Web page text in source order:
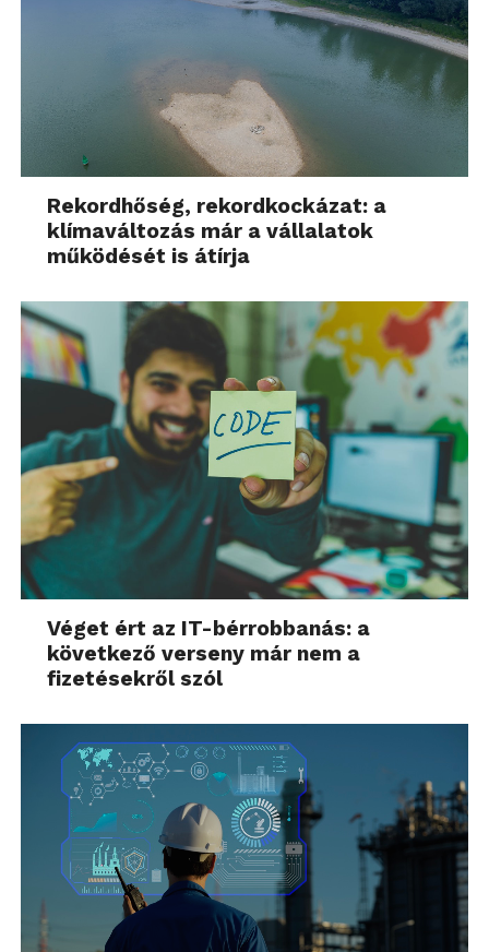
Rekordhőség, rekordkockázat: a
klímaváltozás már a vállalatok
működését is átírja
Véget ért az IT-bérrobbanás: a
következő verseny már nem a
fizetésekről szól